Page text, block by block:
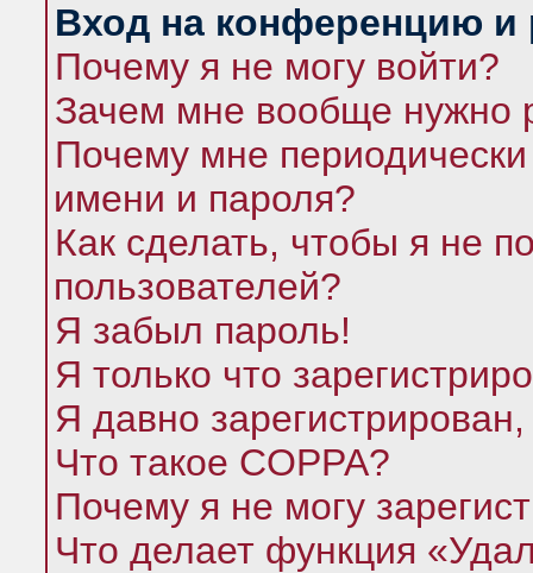
Вход на конференцию и
Почему я не могу войти?
Зачем мне вообще нужно
Почему мне
имени и пароля?
Как сделать, чтобы я не
пользователей?
Я забыл пароль!
Я только что
Я давно
Что такое COPPA?
Почему я не могу
Что делает функция